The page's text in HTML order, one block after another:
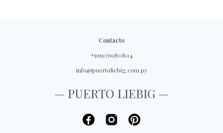
Contacto
+595976980804
info@puertoliebig.com.py
— PUERTO LIEBIG —